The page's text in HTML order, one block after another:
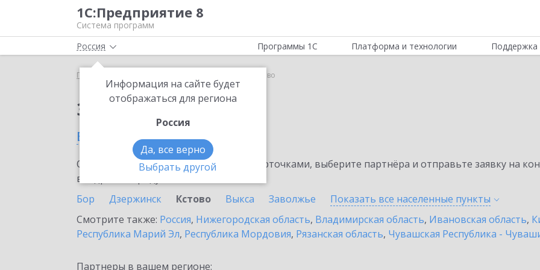
1С:Предприятие 8
Система программ
Россия
Информация на сайте будет
отображаться для региона
Россия
Да, все верно
Выбрать другой
Программы 1С Платформа и технологии Поддержка
Главная Bidzaar в Кстово
Заказать Bidzaar
в Кстово
Ознакомьтесь с информационными карточками, выберите партнёра и отправьте заявку на
внедрение продукта.
Бор
Дзержинск Кстово Выкса Заволжье Показать все населенные пункты
Смотрите также: Россия, Нижегородская область, Владимирская область, Ивановская область,
Республика Марий Эл, Республика Мордовия, Рязанская область, Чувашская Республика -
Партнеры в вашем регионе: